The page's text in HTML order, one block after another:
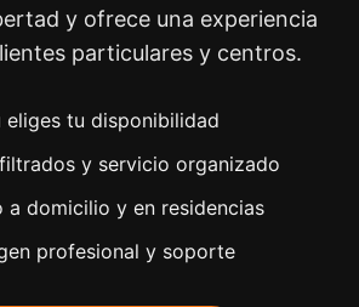
y ofrece una experiencia
particulares y centros.
tu disponibilidad
y servicio organizado
domicilio y en residencias
profesional y soporte